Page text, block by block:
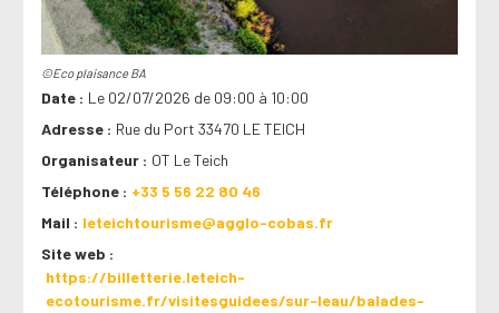
©Eco plaisance BA
Date
Le 02/07/2026 de 09:00 à 10:00
Adresse
Rue du Port 33470 LE TEICH
Organisateur
OT Le Teich
Téléphone
+33 5 56 22 80 46
Mail
leteichtourisme@agglo-cobas.fr
Site web
https://billetterie.leteich-
ecotourisme.fr/visitesguidees/sur-leau/balades-